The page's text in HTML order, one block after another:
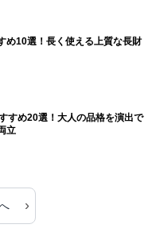
め10選！長く使える上質な長財
すめ20選！大人の品格を演出で
立
›